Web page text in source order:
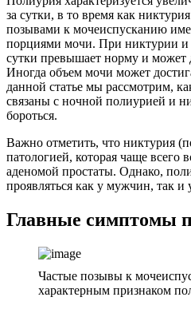
за сутки, в то время как
позывами к мочеиспусканию
порциями мочи. При никтурии и
сутки превышает норму и может
Иногда объем мочи может
данной статье мы рассмотрим,
связаны с ночной полиурией и
бороться.
Важно отметить, что никтурия
патологией, которая чаще всего
аденомой простаты. Однако,
проявляться как у мужчин, так
Главные симптомы
Частые позывы к
характерным признаком